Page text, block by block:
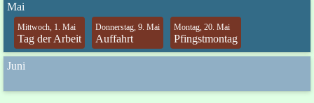
Mai
Mittwoch, 1. Mai
Tag der Arbeit
Donnerstag, 9. Mai
Auffahrt
Montag, 20. Mai
Pfingstmontag
Juni